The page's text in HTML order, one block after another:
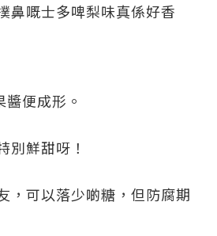
鼻嘅士多啤梨味真係好香
便成形。
別鮮甜呀！
，可以落少啲糖，但防腐期